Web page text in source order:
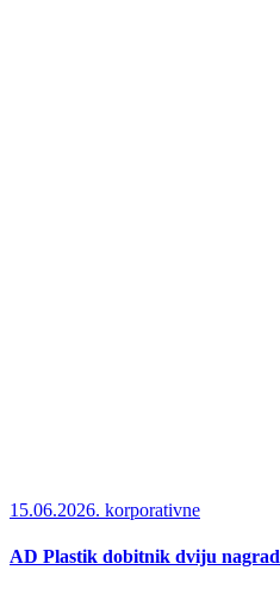
15.06.2026. korporativne
AD Plastik dobitnik dviju